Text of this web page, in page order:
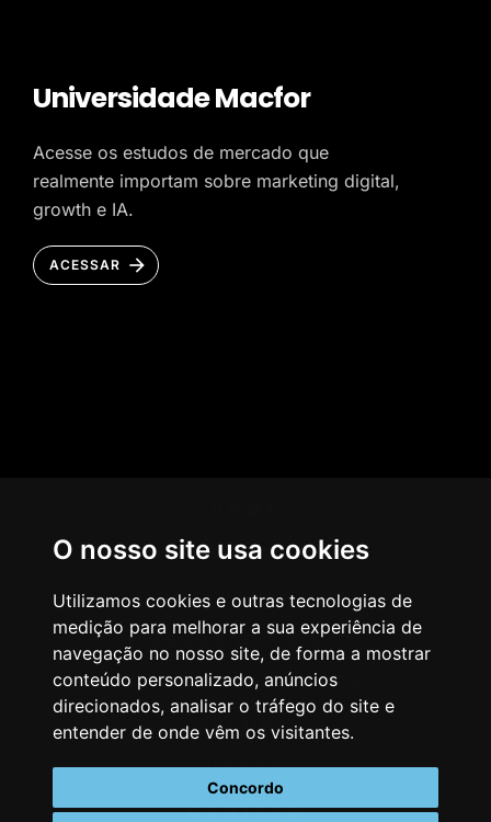
O nosso site usa cookies
Utilizamos cookies e outras tecnologias de
medição para melhorar a sua experiência de
navegação no nosso site, de forma a mostrar
conteúdo personalizado, anúncios
direcionados, analisar o tráfego do site e
entender de onde vêm os visitantes.
Concordo
Universidade Macfor
Acesse os estudos de mercado que
realmente importam sobre marketing digital,
growth e IA.
ACESSAR
AGÊNCIA
COMO PENSAMOS
NOSSOS SERVIÇOS
CASES & CLIENTES
BLOG
VAGAS
CONTATO